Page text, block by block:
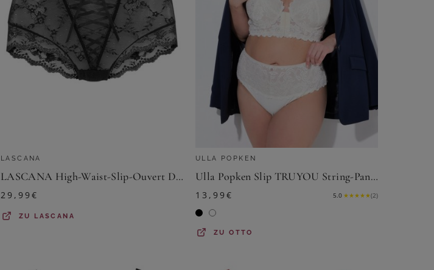
LASCANA
LASCANA High-Waist-Slip-Ouvert Damen schwarz Gr.52/54
29,99€
ZU LASCANA
ULLA POPKEN
Ulla Popken Slip TRUYOU String-Panty Spitze High Waist
13,99€ 5.0 ★★★★★(2)
ZUOTTO